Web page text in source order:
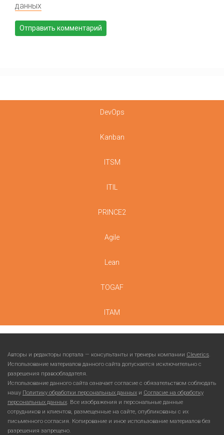
данных
DevOps
Kanban
ITSM
ITIL
PRINCE2
Agile
Lean
TOGAF
ITAM
Авторы и редакторы портала — консультанты и тренеры компании Cleverics.
Использование материалов данного сайта допускается исключительно с
разрешения правообладателя.
Использование данного сайта означает согласие с обязательством соблюдать
нашу Политику обработки персональных данных и Согласие на обработку
персональных данных. Все изображения и персональные данные
сотрудников и клиентов, размещенные на сайте, опубликованы с их
письменного согласия. Копирование и иное использование материалов без
разрешения запрещено.